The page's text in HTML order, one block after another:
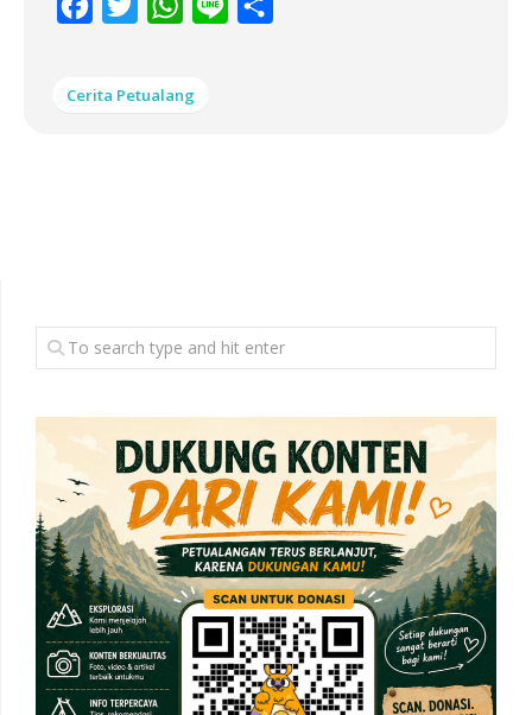
Facebook
Twitter WhatsApp
Line
Cerita Petualang